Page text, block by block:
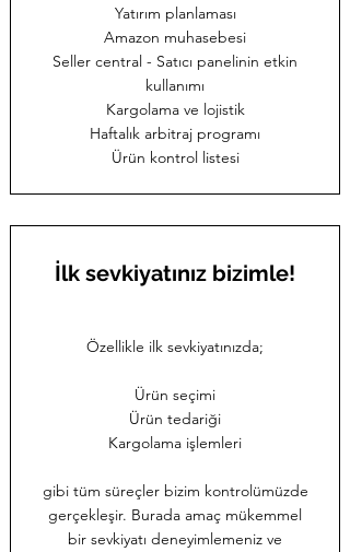
Yatırım planlaması
Amazon muhasebesi
Seller central - Satıcı panelinin etkin
kullanımı
Kargolama ve lojistik
Haftalık arbitraj programı
Ürün kontrol listesi
İlk sevkiyatınız bizimle!
Özellikle ilk sevkiyatınızda;
Ürün seçimi
Ürün tedariği
Kargolama işlemleri
gibi tüm süreçler bizim kontrolümüzde
gerçekleşir. Burada amaç mükemmel
bir sevkiyatı deneyimlemeniz ve